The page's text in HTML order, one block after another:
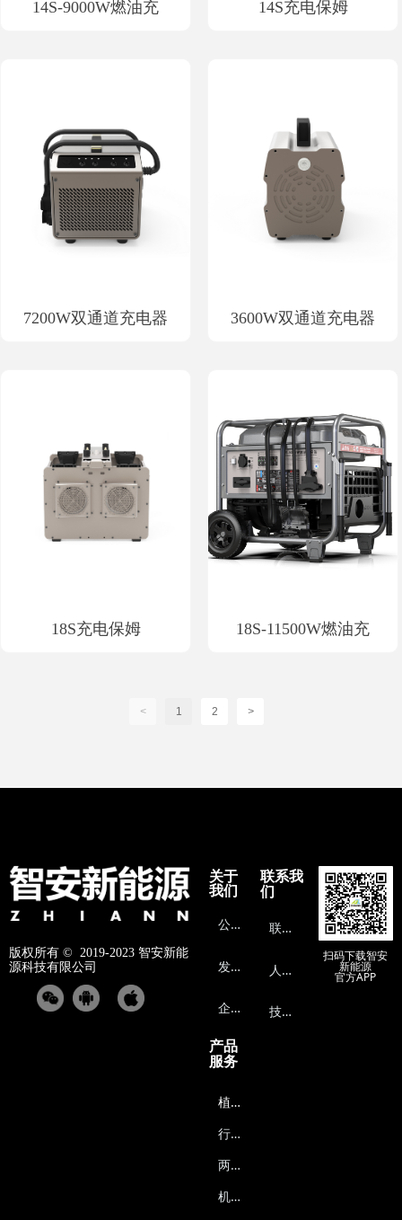
14S-9000W燃油充 14S充电保姆
7200W双通道充电器 3600W双通道充电器
18S充电保姆 18S-11500W燃油充
< 1 2 >
版权所有 ©  2019-2023 智安新能
源科技有限公司
关于
我们
公
司介绍
发
展历程
企
业文化
植
保无人机能源系统
行
业无人机能源系统
两
轮车能源系统
机
器人能源系统
产品
服务
联系我
们
联
系方式
人
才招聘
技
术支持
扫码下载智安
新能源
官方APP